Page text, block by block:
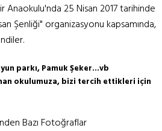
Anaokulu'nda 25 Nisan 2017 tarihinde
Şenliği" organizasyonu kapsamında,
parkı, Pamuk Şeker...vb
okulumuza, bizi tercih ettikleri için
Bazı Fotoğraflar